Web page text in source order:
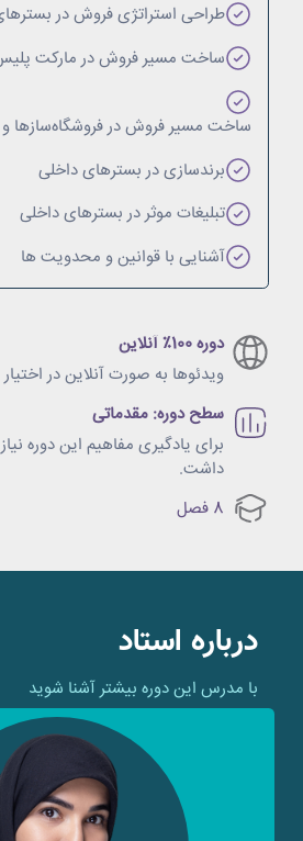
طراحی استراتژی فروش در
ساخت مسیر فروش در مارکت‌
ساخت مسیر فروش در فروشگاه‌سازها
برندسازی در بسترهای داخلی
تبلیغات موثر در بسترهای داخلی
آشنایی با قوانین و محدویت ها
دوره‌ 100٪ آنلاین
ویدئو‌ها به صورت آنلاین در
سطح دوره: مقدماتی
برای یادگیری مفاهیم این دوره
داشت.
8 فصل
درباره استاد
با مدرس این دوره بیشتر آشنا شوید